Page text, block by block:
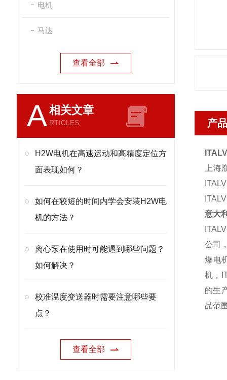
电机
马达
查看全部
A相关文章
RTICLES
H2W电机在高速运动和高精度定位方
面表现如何？
如何在较短的时间内学会安装H2W电
机的方法？
离心泵在使用时可能遇到哪些问题？
如何解决？
校准温度变送器时需要注意哪些要
点？
查看全部
产
上海
意大
公司
爆电
机，
的生
品范